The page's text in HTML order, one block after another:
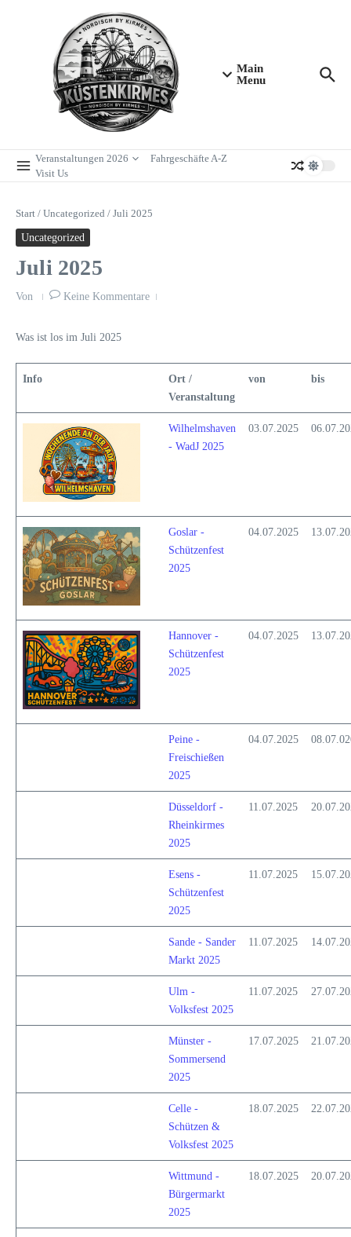
Main
Menu
Veranstaltungen 2026
Fahrgeschäfte A-Z
Visit Us
Start / Uncategorized / Juli 2025
Uncategorized
Juli 2025
Von Keine Kommentare
Was ist los im Juli 2025
Info
Ort /
Veranstaltung
von bis
Wilhelmshaven
- WadJ 2025
03.07.2025
Goslar -
Schützenfest
2025
04.07.2025
Hannover -
Schützenfest
2025
04.07.2025
Peine -
Freischießen
2025
04.07.2025
Düsseldorf -
Rheinkirmes
2025
11.07.2025
Esens -
Schützenfest
2025
11.07.2025
Sande - Sander
Markt 2025
11.07.2025
Ulm -
Volksfest 2025
11.07.2025
Münster -
Sommersend
2025
17.07.2025
Celle -
Schützen &
Volksfest 2025
18.07.2025
Wittmund -
Bürgermarkt
2025
18.07.2025